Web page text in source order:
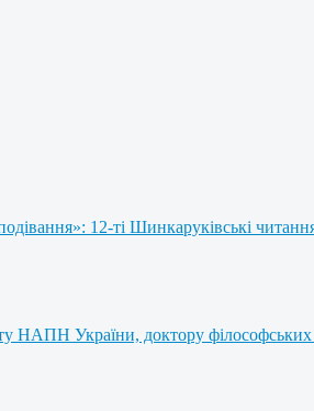
12-ті Шинкаруківські
України, доктору філософських